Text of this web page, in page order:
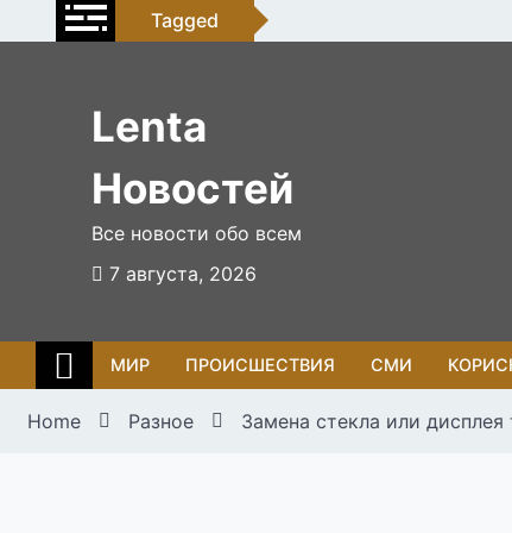
to
Tagged
Lenta
Новостей
Все новости обо всем
7 августа, 2026
МИР ПРОИСШЕСТВИЯ СМИ
Home Разное Замена стекла или